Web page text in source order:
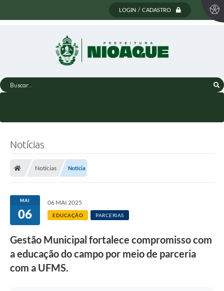
LOGIN / CADASTRO
Buscar...
Notícias
Notícias Notícia
MAI
06
06 MAI 2025
EDUCAÇÃO PARCERIAS
Gestão Municipal fortalece compromisso com
a educação do campo por meio de parceria
com a UFMS.